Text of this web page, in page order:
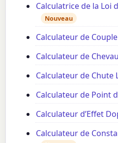
Calculatrice de la Loi
Nouveau
Calculateur de Couple
Calculateur de
Calculateur de Chute
Calculateur de Point
Calculateur d’Effet
Calculateur de